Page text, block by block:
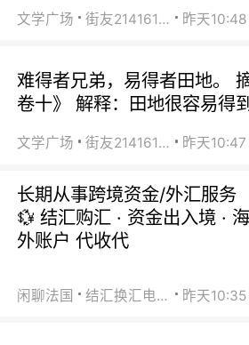
文学广场 街友21416156 昨天10:48
难得者兄弟，易得者田地。
卷十》 解释：田地很容易得
文学广场 街友21416156 昨天10:47
长期从事跨境资金/外汇服务
💱 结汇购汇 · 资金出入境 · 海
外账户 代收代
闲聊法国 结汇换汇电汇 昨天10:35